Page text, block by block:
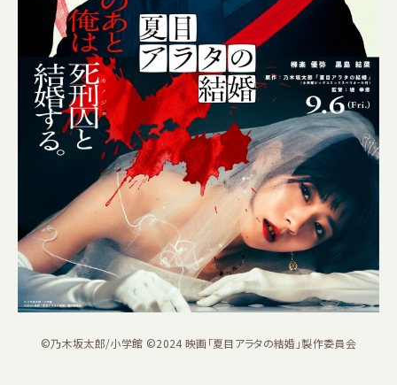
©乃木坂太郎/小学館 ©2024 映画「夏目アラタの結婚」製作委員会